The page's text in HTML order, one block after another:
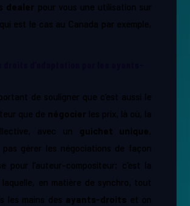
dealer pour vous une utilisation sur
est le cas au Canada par exemple,
de souligner que c’est aussi le
que de négocier les prix, là où, la
avec un
guichet unique
pas gérer les négociations de façon
pour l’auteur-compositeur; c’est la
laquelle, en matière de synchro, tout
les mains des
ayants-droits et on